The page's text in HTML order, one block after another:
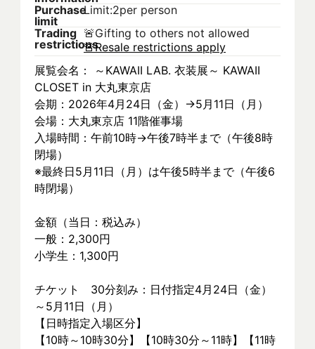
Purchase
limit
Limit:2per person
Trading
restrictions
🚨Gifting to others not allowed
🚨Resale restrictions apply
展覧会名： ～KAWAII LAB. 衣装展～ KAWAII
CLOSET in 大丸東京店
会期：2026年4月24日（金）→5月11日（月）
会場：大丸東京店 11階催事場
入場時間：午前10時→午後7時半まで（午後8時
閉場）
※最終日5月11日（月）は午後5時半まで（午後6
時閉場）
金額（当日：税込み）
一般：2,300円
小学生：1,300円
チケット　30分刻み：日付指定4月24日（金）
～5月11日（月）
【日時指定入場区分】
【10時～10時30分】【10時30分～11時】【11時